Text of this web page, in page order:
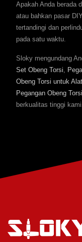
Apakah Anda berada
atau bahkan pasar
tertandingi dan
pada satu waktu.
Sloky mengundang
Set Obeng Torsi,
Obeng Torsi untuk
Pegangan Obeng Torsi
berkualitas tinggi